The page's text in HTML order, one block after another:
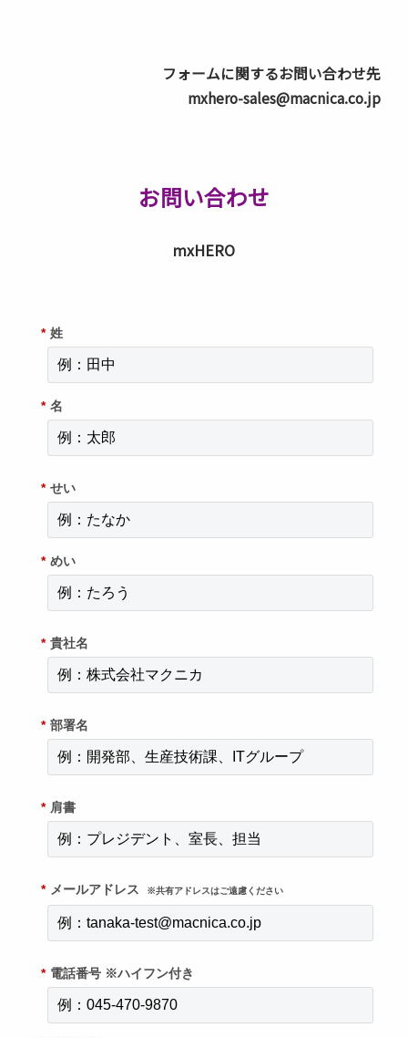
フォームに関するお問い合わせ先
mxhero-sales@macnica.co.jp
お問い合わせ
mxHERO
* 姓
* 名
* せい
* めい
* 貴社名
* 部署名
* 肩書
* メールアドレス ※共有アドレスはご遠慮ください
* 電話番号 ※ハイフン付き